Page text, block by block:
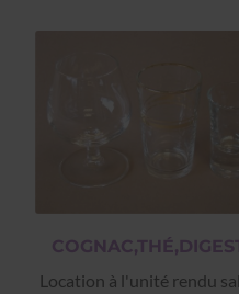
Location à l'unité rendu